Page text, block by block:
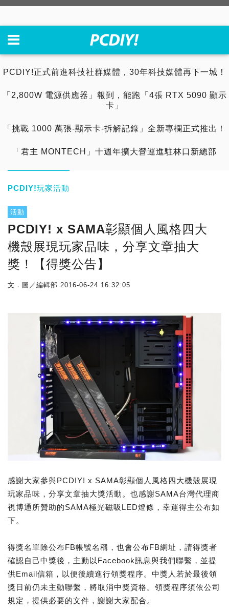
PCDIY!正式前進科技社群媒體，30年科技媒體再下一城！
「2,800W 電源供應器」報到，能跑「4張 RTX 5090 顯示
卡」
「挑戰 1000 萬張-顯示卡-拆解記錄」全新專欄正式推出！
「君主 MONTECH」十週年擴大營運進駐林口新總部
PCDIY!玩家活動
活動
PCDIY! x SAMA彰顯個人風格四大
機殼展現玩家品味，分享文章抽大
獎！【得獎公告】
文．圖／編輯部 2016-06-24 16:32:05
感謝大家參與PCDIY! x SAMA彰顯個人風格四大機殼展現
玩家品味，分享文章抽大獎活動。也感謝SAMA台灣代理商
視博通所贊助的SAMA極光磁吸LED燈條，幸運得主公布如
下。
得獎名單除公布FB帳號名稱，也會公布FB網址，請得獎者
確認自己中獎後，主動以Facebook訊息與我們聯繫，並提
供Email信箱，以便後續進行領獎程序。中獎人若於最後領
獎日前仍未主動聯繫，將取消中獎資格。領獎程序須依公司
規定，提供必要的文件，謝謝大家配合。